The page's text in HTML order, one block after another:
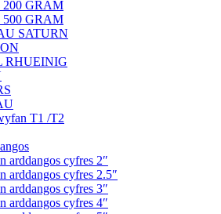
GRAM
GRAM
SATURN
RHUEINIG
T1 /T2
arddangos cyfres 2″
arddangos cyfres 2.5″
arddangos cyfres 3″
arddangos cyfres 4″